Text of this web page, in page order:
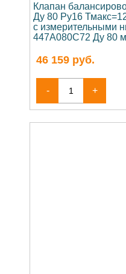
Клапан
Ду 80 Ру16
с измерительными
447A080C72 Ду 80
46 159 руб.
- +